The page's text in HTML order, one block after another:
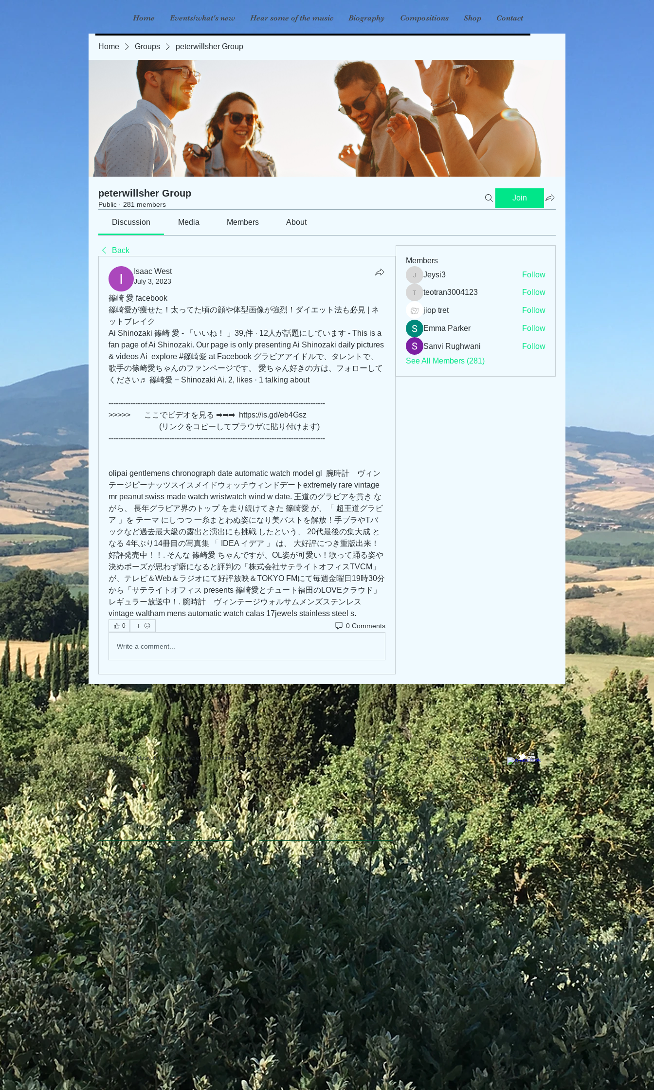
Home Events/what's new Hear some of the music Biography Compositions Shop Contact
Home Groups peterwillsher Group
peterwillsher Group
Public · 281 members
Join
Discussion Media Members About
Back
Isaac West
July 3, 2023
篠崎 愛 facebook
篠崎愛が痩せた！太ってた頃の顔や体型画像が強烈！ダイエット法も必見 | ネ
ットブレイク
Ai Shinozaki 篠崎 愛 - 「いいね！ 」39,件 · 12人が話題にしています - This is a
fan page of Ai Shinozaki. Our page is only presenting Ai Shinozaki daily pictures
& videos Ai  explore #篠崎愛 at Facebook グラビアアイドルで、タレントで、
歌手の篠崎愛ちゃんのファンページです。 愛ちゃん好きの方は、フォローして
ください♬ 篠崎愛 − Shinozaki Ai. 2, likes · 1 talking about
-----------------------------------------------------------------------------------------
>>>>>       ここでビデオを見る ➡➡➡  https://is.gd/eb4Gsz
                          (リンクをコピーしてブラウザに貼り付けます)
-----------------------------------------------------------------------------------------
olipai gentlemens chronograph date automatic watch model gl  腕時計　ヴィン
テージピーナッツスイスメイドウォッチウィンドデートextremely rare vintage
mr peanut swiss made watch wristwatch wind w date. 王道のグラビアを貫き な
がら、 長年グラビア界のトップ を走り続けてきた 篠崎愛 が、「 超王道グラビ
ア 」を テーマ にしつつ 一糸まとわぬ姿になり美バストを解放！手ブラやTバ
ックなど過去最大級の露出と演出にも挑戦 したという、 20代最後の集大成 と
なる 4年ぶり14冊目の写真集 「 IDEA イデア 」 は、 大好評につき重版出来！
好評発売中！！. そんな 篠崎愛 ちゃんですが、OL姿が可愛い！歌って踊る姿や
決めポーズが思わず癖になると評判の「株式会社サテライトオフィスTVCM」
が、テレビ＆Web＆ラジオにて好評放映＆TOKYO FMにて毎週金曜日19時30分
から「サテライトオフィス presents 篠崎愛とチュート福田のLOVEクラウド」
レギュラー放送中！. 腕時計　ヴィンテージウォルサムメンズステンレス
vintage waltham mens automatic watch calas 17jewels stainless steel s.
0 0 Comments
Write a comment...
Members
Jeysi3
Jeysi3 Follow
teotran3004123
teotran3004123 Follow
jiop tret Follow
Emma Parker Follow
Sanvi Rughwani
Follow
See All Members (281)
© 2013 Willsher Music. No musicians were harmed during the making of this website. Webmaster Login